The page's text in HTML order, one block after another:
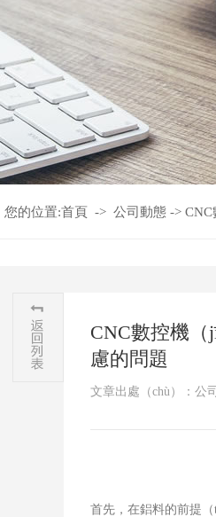
您的位置:首頁 -> 公司動態 ->
CNC數控機
慮的問題
文章出處（chù）：公
首先，在鋁料的前提